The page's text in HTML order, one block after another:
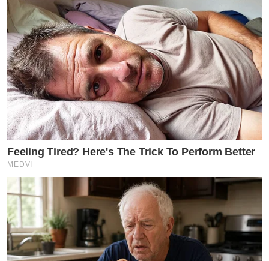
Feeling Tired? Here's The Trick To Perform Better
MEDVI